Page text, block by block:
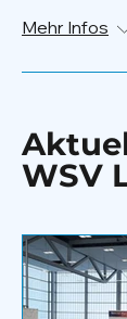
Mehr Infos
WSV